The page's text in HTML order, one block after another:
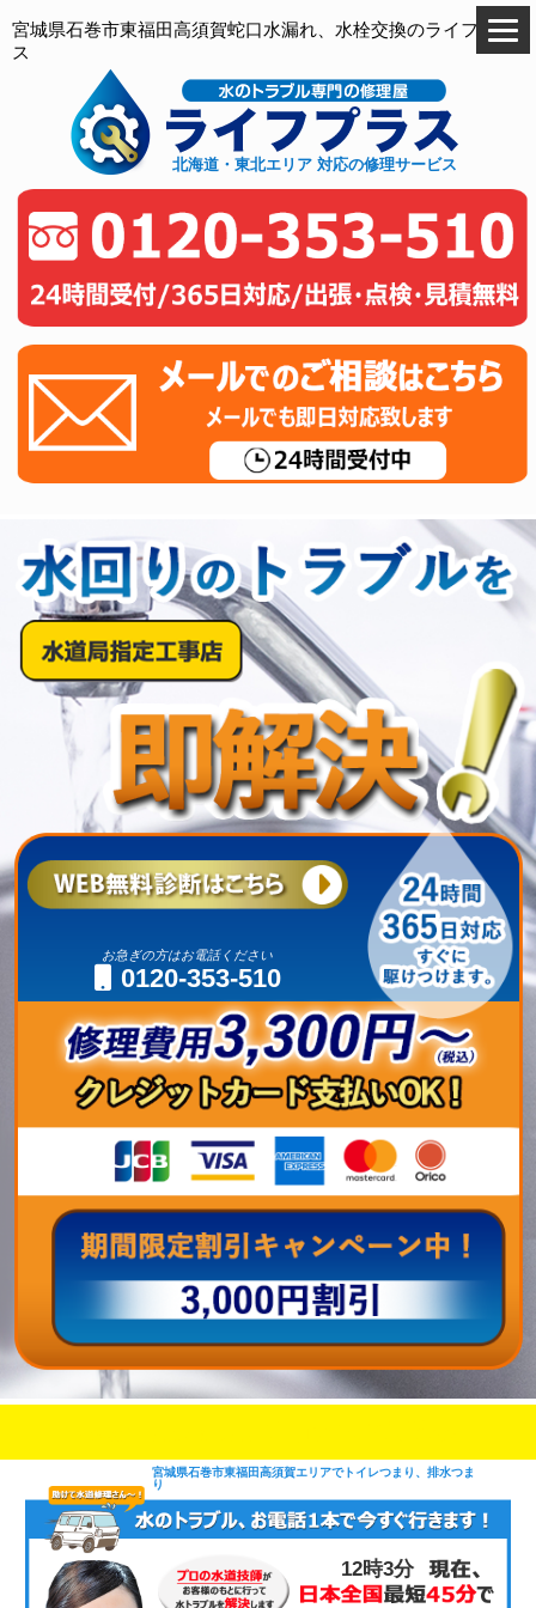
宮城県石巻市東福田高須賀蛇口水漏れ、水栓交換のライフプラ
ス
北海道・東北エリア 対応の修理サービス
お急ぎの方はお電話ください
0120-353-510
宮城県石巻市東福田高須賀エリアでトイレつまり、排水つま
り
12時4分